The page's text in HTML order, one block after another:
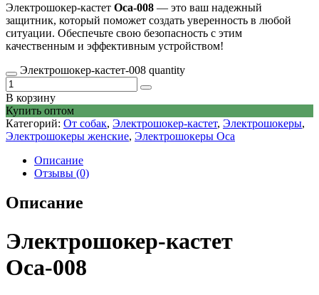
Электрошокер-кастет Оса-008 — это ваш надежный
защитник, который поможет создать уверенность в любой
ситуации. Обеспечьте свою безопасность с этим
качественным и эффективным устройством!
Электрошокер-кастет-008 quantity
В корзину
Купить оптом
Категорий: От собак, Электрошокер-кастет, Электрошокеры,
Электрошокеры женские, Электрошокеры Оса
Описание
Отзывы (0)
Описание
Электрошокер-кастет
Оса-008